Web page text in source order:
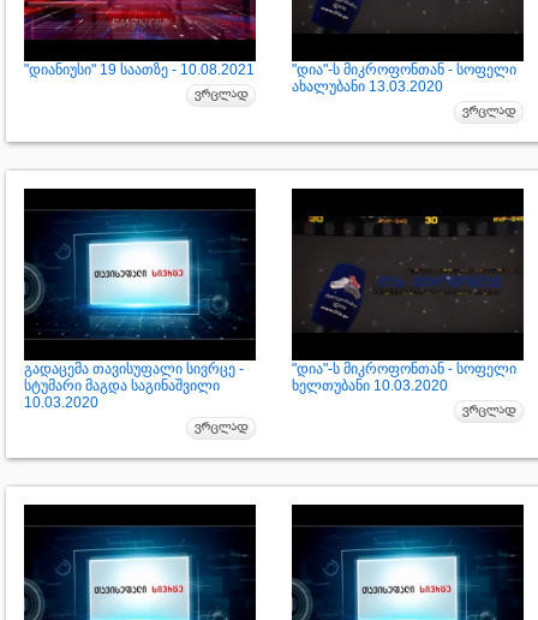
"დიანიუსი" 19 საათზე - 10.08.2021
"დია"-ს მიკროფონთან - სოფელი
ახალუბანი 13.03.2020
გადაცემა თავისუფალი სივრცე -
სტუმარი მაგდა საგინაშვილი
10.03.2020
"დია"-ს მიკროფონთან - სოფელი
ხელთუბანი 10.03.2020